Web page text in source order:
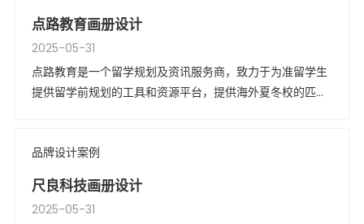
点路教育画册设计
2025-05-31
点路教育是一个留学规划及资讯服务商，致力于为准留学生
提供留学前规划的工具和资源平台，提供海外夏冬校的匹配
择满意的留学项目。
品牌设计案例
尺良科技画册设计
2025-05-31